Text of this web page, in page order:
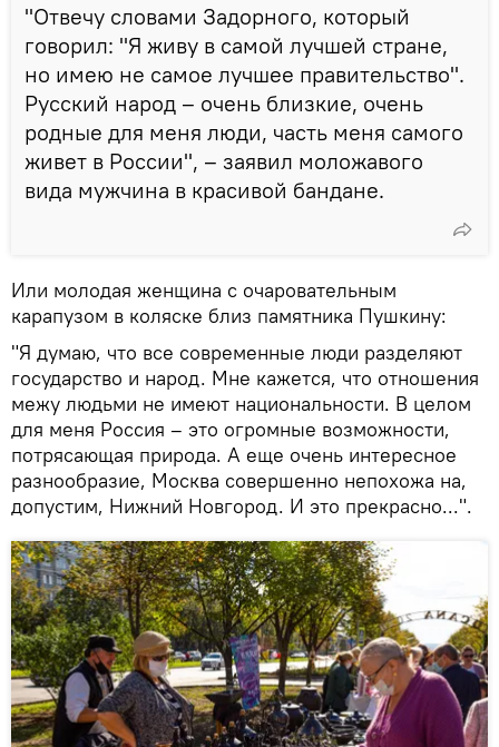
"Отвечу словами Задорного, который
говорил: "Я живу в самой лучшей стране,
но имею не самое лучшее правительство".
Русский народ – очень близкие, очень
родные для меня люди, часть меня самого
живет в России", – заявил моложавого
вида мужчина в красивой бандане.
Или молодая женщина с очаровательным
карапузом в коляске близ памятника Пушкину:
"Я думаю, что все современные люди разделяют
государство и народ. Мне кажется, что отношения
межу людьми не имеют национальности. В целом
для меня Россия – это огромные возможности,
потрясающая природа. А еще очень интересное
разнообразие, Москва совершенно непохожа на,
допустим, Нижний Новгород. И это прекрасно...".